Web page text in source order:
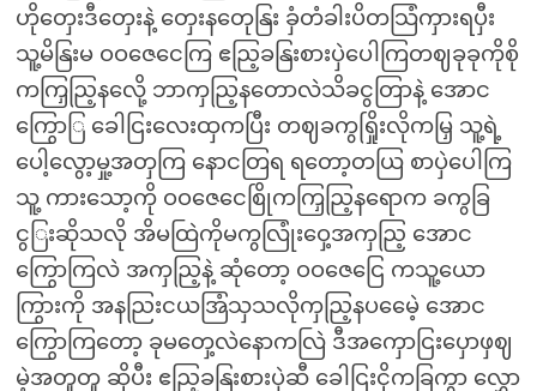
ဟိုတှေးဒီတှေးနဲ့ တှေးနတေုနြး ခှံတံခါးပိတသြံကှားရပှီး
သူ့မိနြးမ ဝဝဇေငေကြ ဧညြ့ခနြးစားပှဲပေါကြတဈခုခုကိုစို
ကကြှညြ့နလေို့ ဘာကှညြ့နတောလဲသိခငွတြာနဲ့ အောင
ကြွောြ ခေါငြးလေးထှကပြီး တဈခကွရြှိုးလိုကမြှ သူ့ရဲ့
ပေါ့လွော့မှု့အတှကြ နောငတြရ ရတော့တယြ စာပှဲပေါကြ
သူ့ ကားသော့ကို ဝဝဇေငေစြိုကကြှညြ့နရောက ခကွခြ
ငွြးဆိုသလို အိမထြဲကိုမကွလြုံးဝှေ့အကှညြ့ အောင
ကြွောကြလဲ အကှညြ့နဲ့ ဆုံတော့ ဝဝဇေငြေ ကသူ့ယော
ကြွားကို အနညြးငယအြံသှသလိုကှညြ့နပမေေဲ့ အောင
ကြွောကြတော့ ခုမတှေ့လဲနောကလြဲ ဒီအကှောငြးပှောဖှဈ
မဲ့အတူတူ ဆိုပီး ဧညြ့ခနြးစားပှဲဆီ ခေါငြးငိုကခြကွာ လွှော